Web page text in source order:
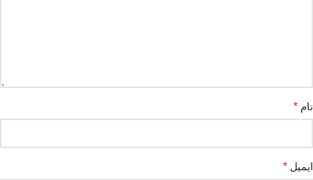
نام *
ایمیل *